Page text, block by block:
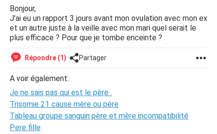
Bonjour,
J'ai eu un rapport 3 jours avant mon ovulation avec mon ex
et un autre juste à la veille avec mon mari quel serait le
plus efficace ? Pour que je tombe enceinte ?
Répondre (1) Partager
A voir également:
Je ne sais pas qui est le père .
Trisomie 21 cause mère ou père
Tableau groupe sanguin père et mère incompatibilité
Pere fille